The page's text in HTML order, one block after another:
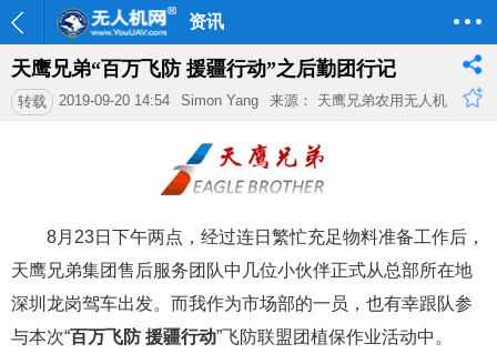
资讯
天鹰兄弟“百万飞防 援疆行动”之后勤团行记
转载 2019-09-20 14:54 Simon Yang 来源： 天鹰兄弟农用无人机
8月23日下午两点，经过连日繁忙充足物料准备工作后，
天鹰兄弟集团售后服务团队中几位小伙伴正式从总部所在地
深圳龙岗驾车出发。而我作为市场部的一员，也有幸跟队参
与本次“百万飞防 援疆行动”飞防联盟团植保作业活动中。